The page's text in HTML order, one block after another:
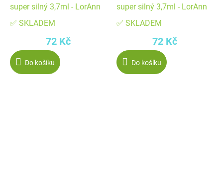
super silný 3,7ml - LorAnn
✅ SKLADEM
72 Kč
Do košíku
super silný 3,7ml - LorAnn
✅ SKLADEM
72 Kč
Do košíku